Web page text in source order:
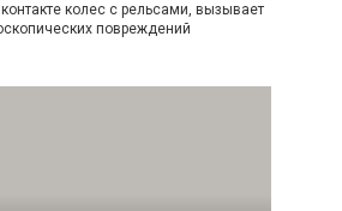
колес с рельсами, вызывает
повреждений